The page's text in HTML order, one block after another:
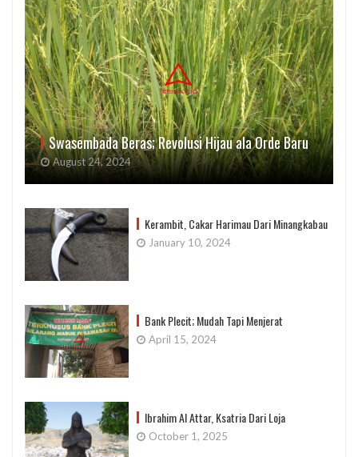
Swasembada Beras; Revolusi Hijau ala Orde Baru
August 24, 2024
Kerambit, Cakar Harimau Dari Minangkabau
January 10, 2024
Bank Plecit; Mudah Tapi Menjerat
April 15, 2024
Ibrahim Al Attar, Ksatria Dari Loja
October 1, 2025